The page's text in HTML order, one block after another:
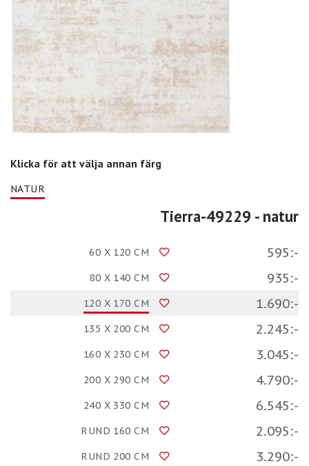
Klicka för att välja annan färg
NATUR
Tierra-49229 - natur
60 X 120 CM 595:-
80 X 140 CM 935:-
120 X 170 CM 1.690:-
135 X 200 CM 2.245:-
160 X 230 CM 3.045:-
200 X 290 CM 4.790:-
240 X 330 CM 6.545:-
RUND 160 CM 2.095:-
RUND 200 CM 3.290:-